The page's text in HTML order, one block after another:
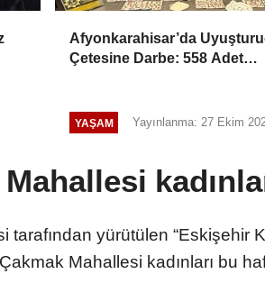
Afyonkarahisar’da
Çetesine Darbe: 558 Adet
YAŞAM Yayınlanma: 27 Ekim
yürütülen “Eskişehir
Mahallesi kadınları bu